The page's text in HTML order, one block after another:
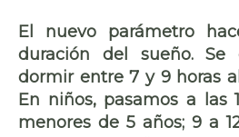
El nuevo parámetro
duración del sueño. Se
dormir entre 7 y 9 horas
En niños, pasamos a las
menores de 5 años; 9 a